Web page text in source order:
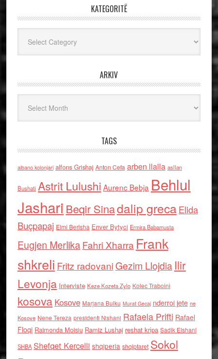
KATEGORITË
ARKIV
TAGS
albano kolonjari alfons Grishaj Anton Cefa arben llalla asllan
Bushati Astrit Lulushi Aurenc Bebja Behlul
Jashari Beqir Sinadalip grecaElida
Buçpapaj Elmi Berisha Enver Bytyci Ermira Babamusta
Eugjen MerlikaFahri Xharra Frank
shkreli Fritz radovaniGezim Llojdia Ilir
Levonja Interviste Keze Kozeta Zylo Kolec Traboini
kosova Kosove Marjana Bulku Murat Gecaj nderroi jete ne
Kosove Nene Tereza presidenti Nishani Rafaela Prifti Rafael
Floqi Raimonda Moisiu Ramiz Lushaj reshat kripa Sadik Elshani
SHBA Shefqet Kercelli shqiperia shqiptaret Sokol